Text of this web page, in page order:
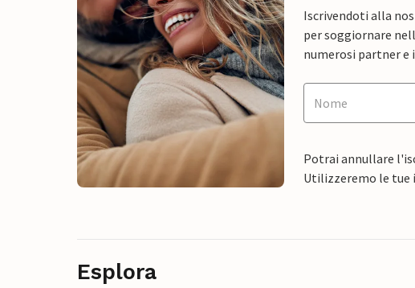
Iscrivendoti alla
per soggiornare
numerosi partner e
Potrai annullare
Utilizzeremo le
Esplora